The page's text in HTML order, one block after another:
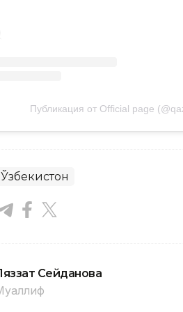
Публикация от Official page
Ўзбекистон
Сейданова